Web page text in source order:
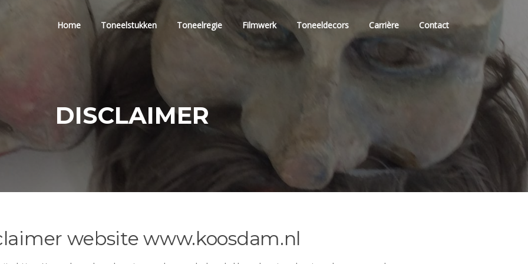
Home Toneelstukken Toneelregie Filmwerk Toneeldecors Carrière Contact
DISCLAIMER
website www.koosdam.nl